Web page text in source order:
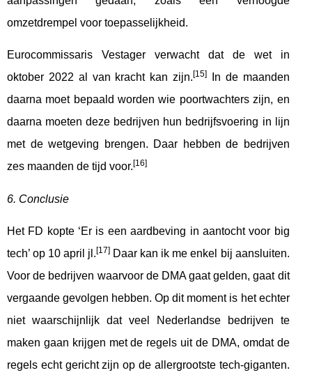
omzetdrempel voor toepasselijkheid.
Eurocommissaris Vestager verwacht dat de wet in
oktober 2022 al van kracht kan zijn.[15]
In de maanden
daarna moet bepaald worden wie poortwachters zijn, en
daarna moeten deze bedrijven hun bedrijfsvoering in lijn
met de wetgeving brengen. Daar hebben de bedrijven
zes maanden de tijd voor.[16]
6. Conclusie
Het FD kopte ‘Er is een aardbeving in aantocht voor big
tech’ op 10 april jl.[17] Daar kan ik me enkel bij aansluiten.
Voor de bedrijven waarvoor de DMA gaat gelden, gaat dit
vergaande gevolgen hebben. Op dit moment is het echter
niet waarschijnlijk dat veel Nederlandse bedrijven te
maken gaan krijgen met de regels uit de DMA, omdat de
regels echt gericht zijn op de allergrootste tech-giganten.